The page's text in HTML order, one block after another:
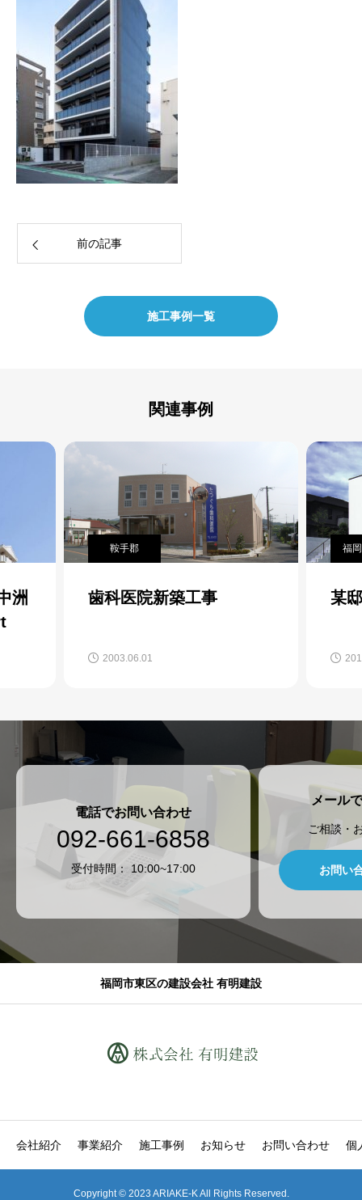
前の記事
施工事例一覧
関連事例
洲
鞍手郡
歯科医院新築工事
2003.06.01
福
某
電話でお問い合わせ
092-661-6858
​受付時間： 10:00~17:00
メール
ご相談・
お問い
福岡市東区の建設会社 有明建設
会社紹介 事業紹介 施工事例 お知らせ お問い合わせ 個
Copyright © 2023 ARIAKE-K All Rights Reserved.